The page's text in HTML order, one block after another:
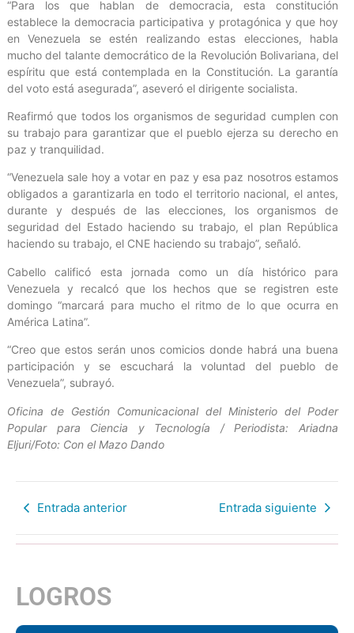
“Para los que hablan de democracia, esta constitución
establece la democracia participativa y protagónica y que hoy
en Venezuela se estén realizando estas elecciones, habla
mucho del talante democrático de la Revolución Bolivariana, del
espíritu que está contemplada en la Constitución. La garantía
del voto está asegurada”, aseveró el dirigente socialista.
Reafirmó que todos los organismos de seguridad cumplen con
su trabajo para garantizar que el pueblo ejerza su derecho en
paz y tranquilidad.
“Venezuela sale hoy a votar en paz y esa paz nosotros estamos
obligados a garantizarla en todo el territorio nacional, el antes,
durante y después de las elecciones, los organismos de
seguridad del Estado haciendo su trabajo, el plan República
haciendo su trabajo, el CNE haciendo su trabajo”, señaló.
Cabello calificó esta jornada como un día histórico para
Venezuela y recalcó que los hechos que se registren este
domingo “marcará para mucho el ritmo de lo que ocurra en
América Latina”.
“Creo que estos serán unos comicios donde habrá una buena
participación y se escuchará la voluntad del pueblo de
Venezuela”, subrayó.
Oficina de Gestión Comunicacional del Ministerio del Poder
Popular para Ciencia y Tecnología / Periodista: Ariadna
Eljuri/Foto: Con el Mazo Dando
Entrada anterior Entrada siguiente
LOGROS